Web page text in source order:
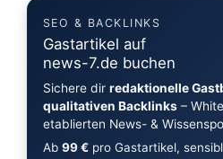
SEO & BACKLINKS
Gastartikel auf
news-7.de buchen
Sichere dir redaktionelle
qualitativen Backlinks–
etablierten News- &
Ab 99 €pro Gastartikel,